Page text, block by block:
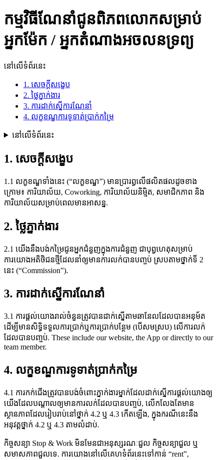
កម្មវិធីណែនាំជូនពិភពលោកសម្រាប់
អ្នកម៉ែក / អ្នកតំណាងអចលនទ្រព្យ
នៅលើទំព័រនេះ
1. សេចក្តីសង្ខេប
2. ថ្លៃភ្នាក់ងារ
3. ការដាក់ស្នើការណែនាំ
4. លក្ខខណ្ឌការទូទាត់ប្រាក់កម្រៃ
នៅលើទំព័រនេះ
1. សេចក្តីសង្ខេប
1.1 លក្ខខណ្ឌទាំងនេះ (“លក្ខខណ្ឌ”) មានប្រារព្ធលើផលិតផលដូចខាង
ក្រោម៖ ការិយាល័យ, Coworking, ការិយាល័យនិម្មិត, សមាជិកភាព និង
ការិយាល័យសម្រាប់ពេលមានអាសន្ន.
2. ថ្លៃភ្នាក់ងារ
2.1 យើងនឹងបង់កម្រៃជូនអ្នកជំនួញក្នុងការជំនួញ ជាបុព្វហេតុសម្រាប់
ការយោងអតិថិជនថ្មីដែលនាំឲ្យមានការលក់បានបញ្ចប់ ស្របតាមថ្នាក់ទី 2
នេះ (“Commission”).
3. ការដាក់ស្នើការណែនាំ
3.1 ការផ្តល់យោងរាល់ចំនួនត្រូវបានដាក់ស្នើតាមឆានែលដែលបានអនុម័ត
ដើម្បីមានសិទ្ធិទទួលការប្រាក់ឬការប្រាក់បន្ថែម (បើសមស្រប) លើការលក់
ដែលបានបញ្ចប់. These include our website, the App or directly to our
team member.
4. លក្ខខណ្ឌការទូទាត់ប្រាក់កម្រៃ
4.1 ការកក់ជើងត្រូវបានបង់ចំពោះភ្នាក់ងារម្នាក់ដែលដាក់ស្នើការផ្ដល់យោងឲ្យ
យើងដែលបណ្តាលឲ្យមានការលក់ដែលបានបញ្ចប់, លើកលែងតែមាន
ស្ថានភាពដែលរៀបរាប់នៅថ្នាក់ 4.2 ឬ 4.3 កើតឡើង, ក្នុងករណីនេះនឹង
អនុវត្តថ្នាក់ 4.2 ឬ 4.3 តាមលំដាប់.
កិច្ចសន្យា Stop & Work មិនមែនជាអនុស្សរណៈជួល កិច្ចសន្យាជួល ឬ
សមាសភាពជួលទេ. ការយោងនៅលើគេហទំព័រនេះទៅកាន់ “rent”,